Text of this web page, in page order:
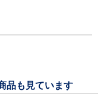
品も見ています